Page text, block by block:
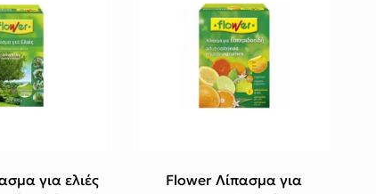
για ελιές
Flower Λίπασμα για